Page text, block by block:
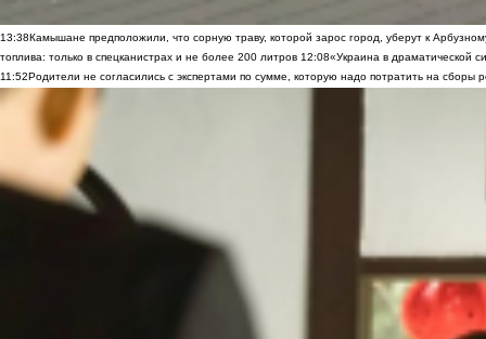
13:38Камышане предположили, что сорную траву, которой зарос город, уберут к
топлива: только в спецканистрах и не более 200 литров 12:08«Украина в драматической
11:52Родители не согласились с экспертами по сумме, которую надо потратить на сборы